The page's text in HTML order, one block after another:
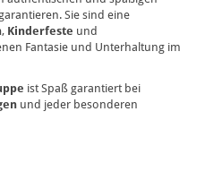
Sie sind eine
, Kinderfeste und
Fantasie und Unterhaltung im
ist Spaß garantiert bei
und jeder besonderen